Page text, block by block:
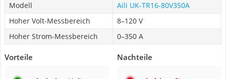
Modell
Aili ‎UK-TR16-80V350A
Hoher Volt-Messbereich
8–120 V
Hoher Strom-Messbereich
0–350 A
Vorteile Nachteile